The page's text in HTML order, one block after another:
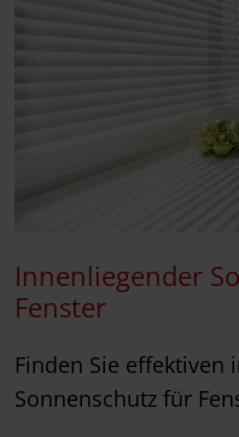
Innenliegender
Fenster
Finden Sie effektiven
Sonnenschutz für